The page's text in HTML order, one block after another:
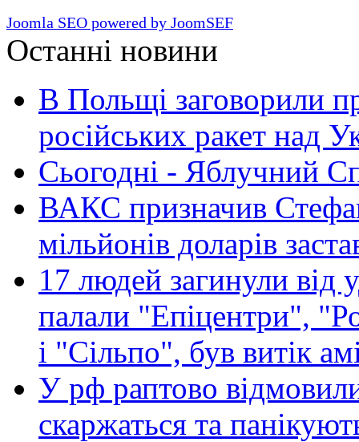
Joomla SEO powered by JoomSEF
Останні новини
В Польщі заговорили
російських ракет над
Сьогодні - Яблучний
ВАКС призначив
мільйонів доларів
17 людей загинули від
палали "Епіцентри",
і "Сільпо", був витік
У рф раптово
скаржаться та